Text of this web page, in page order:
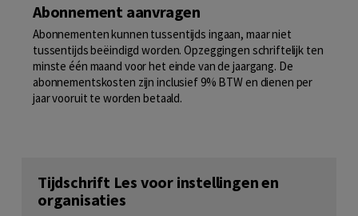
Abonnement aanvragen
Abonnementen kunnen tussentijds ingaan, maar niet
tussentijds beëindigd worden. Opzeggingen schriftelijk ten
minste één maand voor het einde van de jaargang. De
abonnementskosten zijn inclusief 9% BTW en dienen per
jaar vooruit te worden betaald.
Tijdschrift Les voor instellingen en
organisaties